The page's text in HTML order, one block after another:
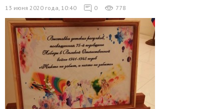
13 июня 2020 года, 10:40 0 778